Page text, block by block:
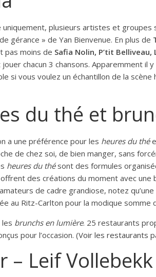
uniquement, plusieurs artistes et
gérance » de Yan Bienvenue. En plus de
pas moins de Safia Nolin, P’tit
chacun 3 chansons. Apparemment il
si vous voulez un échantillon de la
du thé et
a une préférence pour les heures du thé
de chez soi, de bien manger, sans
heures du thésont des formules
des créations du moment avec une
de cadre grandiose, notez qu’une
au Ritz-Carlton pour la modique
brunchs en lumière. 25 restaurants
pour l’occasion. (Voir les restaurants
– Leif